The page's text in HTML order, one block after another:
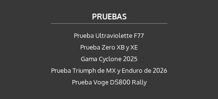
PRUEBAS
Prueba Ultraviolette F77
Prueba Zero XB y XE
Gama Cyclone 2025
Prueba Triumph de MX y Enduro de 2026
Prueba Voge DS800 Rally